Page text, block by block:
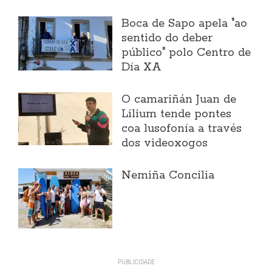
Boca de Sapo apela "ao
sentido do deber
público" polo Centro de
Día XA
O camariñán Juan de
Lilium tende pontes
coa lusofonía a través
dos videoxogos
Nemiña Concilia